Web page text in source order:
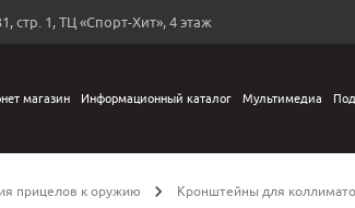
стр. 1, ТЦ «Спорт-Хит», 4 этаж
магазин Информационный каталог Мультимедиа
прицелов к оружию Кронштейны для